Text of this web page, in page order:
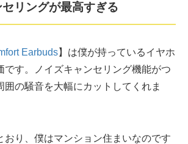
セリングが最高すぎる
Earbuds】は僕が持っているイヤホ
です。ノイズキャンセリング機能がつ
囲の騒音を大幅にカットしてくれま
おり、僕はマンション住まいなのです